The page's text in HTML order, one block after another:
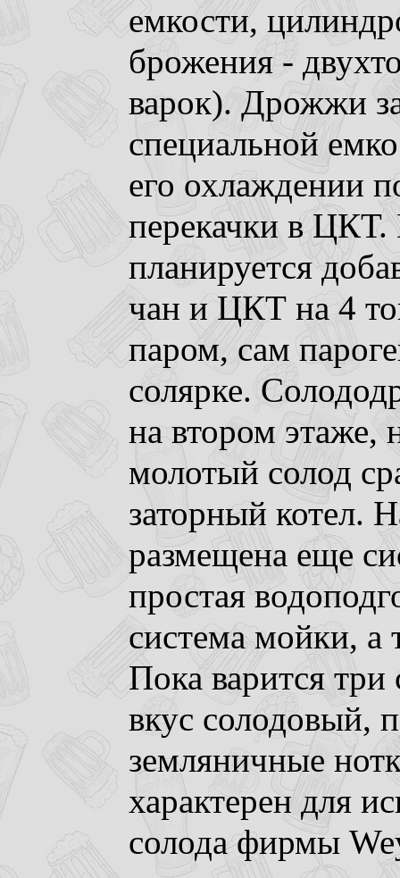
емкости,
брожения -
варок). Дрожжи
специальной
его охлаждении
перекачки в ЦКТ.
планируется
чан и ЦКТ на 4
паром, сам
солярке.
на втором этаже,
молотый солод
заторный котел.
размещена еще
простая
система мойки, а
Пока варится
вкус солодовый,
земляничные
характерен для
солода фирмы